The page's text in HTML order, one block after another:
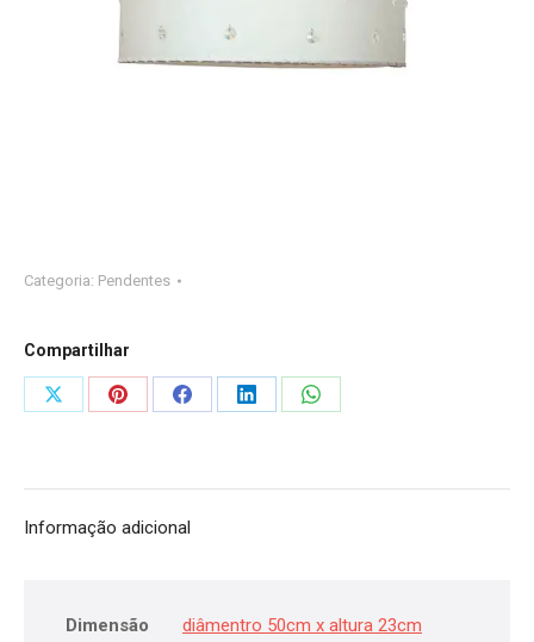
Categoria: Pendentes
Compartilhar
CompartilharCompartilharCompartilharCompartilharCompartilhar
Informação adicional
Dimensão diâmentro 50cm x altura 23cm